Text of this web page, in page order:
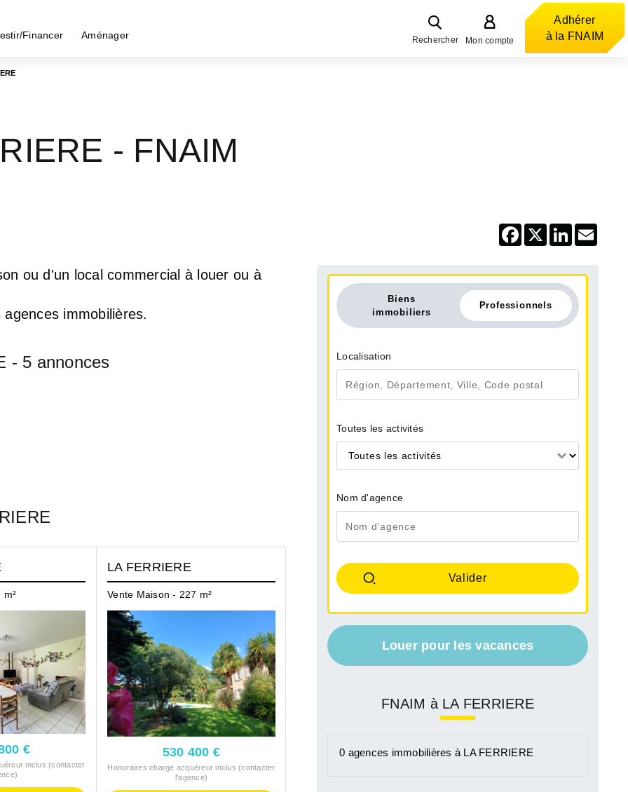
Financer Aménager Rechercher Mon compte
Adhérer
à la FNAIM
- FNAIM
Facebook
X LinkedIn
ou d'un local commercial à louer ou à
agences immobilières.
- 5 annonces
m²
€
inclus (contacter
LA FERRIERE
Vente Maison - 227 m²
530 400 €
Honoraires charge acquéreur inclus (contacter
l'agence)
LA FERRIERE
Vente Maison - 227 m²
529 900 €
LA FERRIERE
Vente Terrain - 3458 m²
Biens
immobiliers
Professionnels
Localisation
Toutes les activités
Toutes les activités
Nom d'agence
Louer pour les vacances
FNAIM à LA FERRIERE
0 agences immobilières à LA FERRIERE